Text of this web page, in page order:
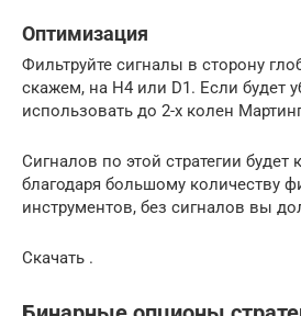
Оптимизация
Фильтруйте сигналы в сторону
скажем, на Н4 или D1. Если будет
использовать до 2-х колен
Сигналов по этой стратегии будет
благодаря большому количеству
инструментов, без сигналов вы
Скачать .